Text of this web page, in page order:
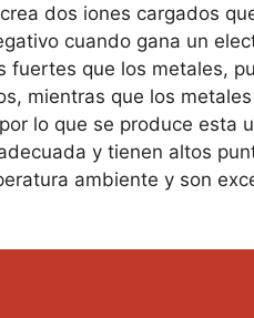
dos iones cargados
cuando gana un
que los metales,
mientras que los
lo que se produce esta
y tienen altos
ambiente y son